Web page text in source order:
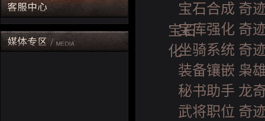
宝石合成 奇
宝石
宝库强化 奇
化坐骑系统 奇
装备镶嵌 枭
秘书助手 龙
武将职位 奇